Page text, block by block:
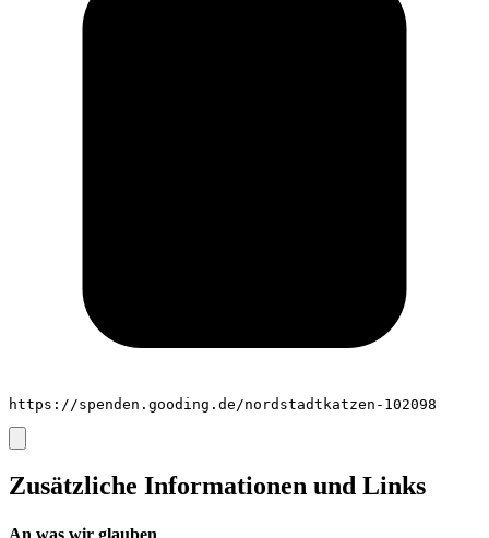
https://spenden.gooding.de/nordstadtkatzen-102098
Zusätzliche Informationen und Links
An was wir glauben